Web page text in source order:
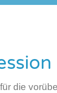
die